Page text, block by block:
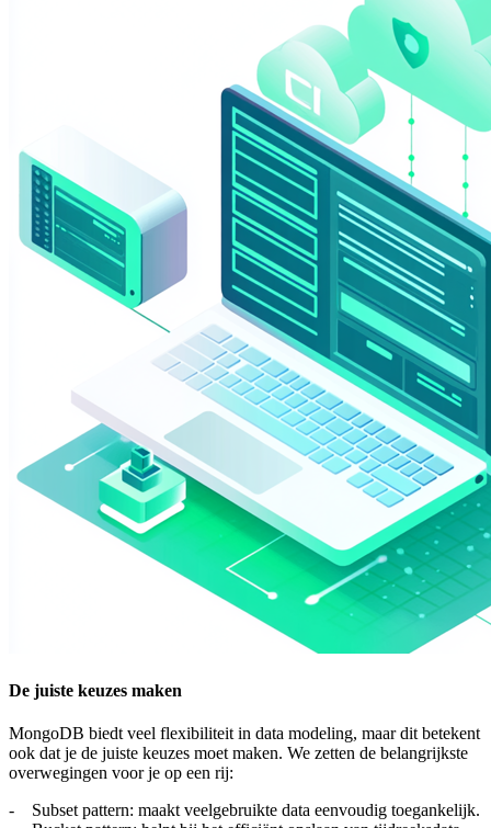
De juiste keuzes maken
MongoDB biedt veel flexibiliteit in data modeling, maar dit betekent
ook dat je de juiste keuzes moet maken. We zetten de belangrijkste
overwegingen voor je op een rij:
- Subset pattern: maakt veelgebruikte data eenvoudig toegankelijk.